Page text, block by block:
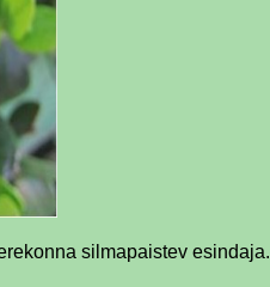
silmapaistev esindaja.